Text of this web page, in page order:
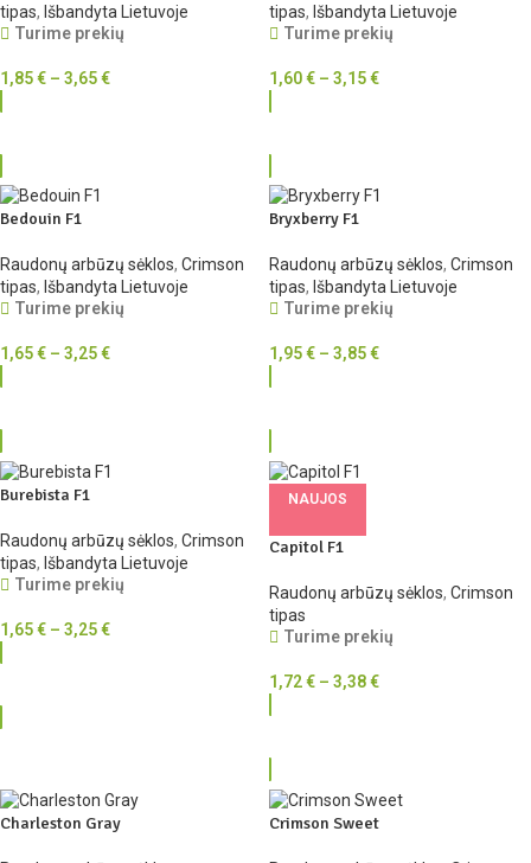
tipas, Išbandyta Lietuvoje
Turime prekių
1,85€ – 3,65€
tipas, Išbandyta Lietuvoje
Turime prekių
1,60€ – 3,15€
Bedouin F1
Raudonų arbūzų sėklos, Crimson
tipas, Išbandyta Lietuvoje
Turime prekių
1,65€ – 3,25€
Bryxberry F1
Raudonų arbūzų sėklos, Crimson
tipas, Išbandyta Lietuvoje
Turime prekių
1,95€ – 3,85€
Burebista F1
Raudonų arbūzų sėklos, Crimson
tipas, Išbandyta Lietuvoje
Turime prekių
1,65€ – 3,25€
NAUJOS
Capitol F1
Raudonų arbūzų sėklos, Crimson
tipas
Turime prekių
1,72€ – 3,38€
Charleston Gray Crimson Sweet